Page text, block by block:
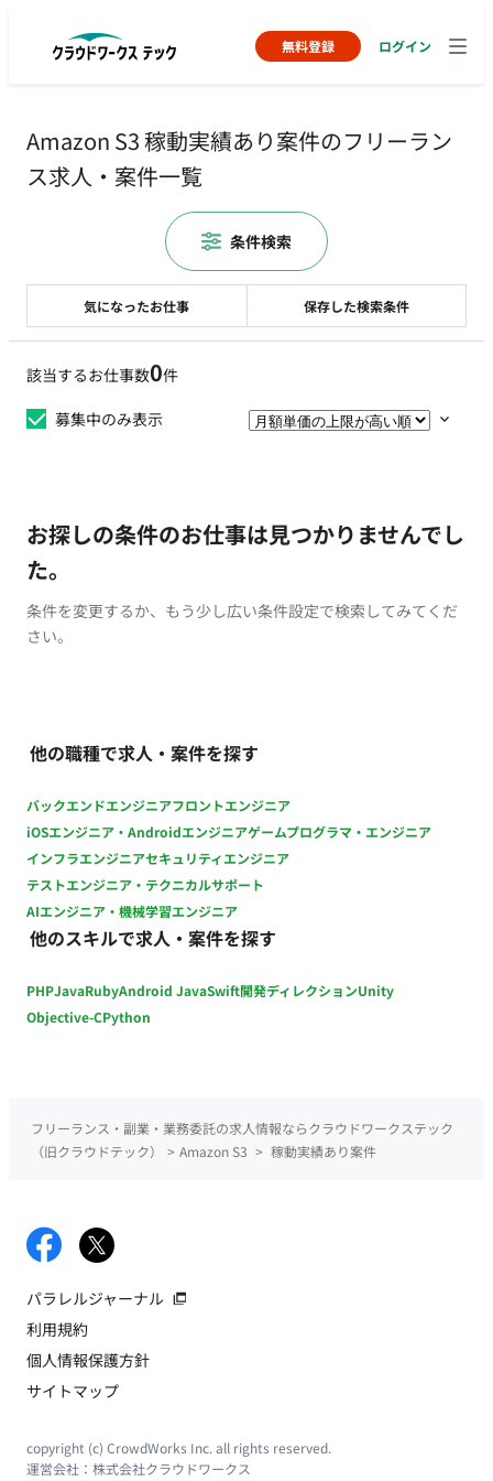
無料登録 ログイン
Amazon S3 稼動実績あり案件のフリーラン
ス求人・案件一覧
該当するお仕事数0件
募集中のみ表示
お探しの条件のお仕事は見つかりませんでし
た。
条件を変更するか、もう少し広い条件設定で検索してみてくだ
さい。
他の職種で求人・案件を探す
バックエンドエンジニアフロントエンジニア
iOSエンジニア・Androidエンジニアゲームプログラマ・エンジニア
インフラエンジニアセキュリティエンジニア
テストエンジニア・テクニカルサポート
AIエンジニア・機械学習エンジニア
他のスキルで求人・案件を探す
PHPJavaRubyAndroid JavaSwift開発ディレクションUnity
Objective-CPython
気になったお仕事 保存した検索条件
条件検索
フリーランス・副業・業務委託の求人情報ならクラウドワークステック
（旧クラウドテック）
> Amazon S3 > 稼動実績あり案件
パラレルジャーナル
利用規約
個人情報保護方針
サイトマップ
copyright (c) CrowdWorks Inc. all rights reserved.
運営会社： 株式会社クラウドワークス